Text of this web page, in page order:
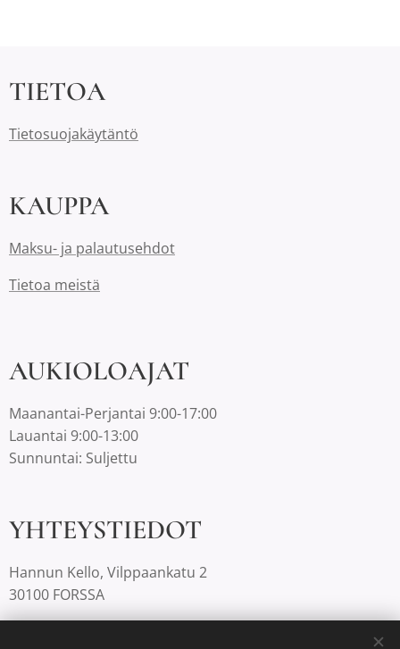
TIETOA
Tietosuojakäytäntö
KAUPPA
Maksu- ja palautusehdot
Tietoa meistä
AUKIOLOAJAT
Maanantai-Perjantai 9:00-17:00
Lauantai 9:00-13:00
Sunnuntai: Suljettu
YHTEYSTIEDOT
Hannun Kello, Vilppaankatu 2
30100 FORSSA